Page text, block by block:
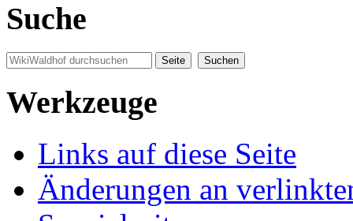
Suche
Werkzeuge
Links auf diese Seite
Änderungen an